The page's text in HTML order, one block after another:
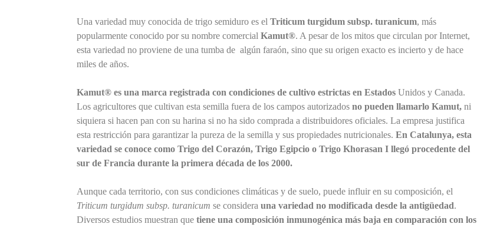
Una variedad muy conocida de trigo semiduro es el Triticum turgidum subsp. turanicum, más
popularmente conocido por su nombre comercial Kamut®. A pesar de los mitos que circulan por Internet,
esta variedad no proviene de una tumba de algún faraón, sino que su origen exacto es incierto y de hace
miles de años.
Kamut® es una marca registrada con condiciones de cultivo estrictas en Estados Unidos y Canada.
Los agricultores que cultivan esta semilla fuera de los campos autorizados no pueden llamarlo Kamut, ni
siquiera si hacen pan con su harina si no ha sido comprada a distribuidores oficiales. La empresa justifica
esta restricción para garantizar la pureza de la semilla y sus propiedades nutricionales. En Catalunya, esta
variedad se conoce como Trigo del Corazón, Trigo Egipcio o Trigo Khorasan I llegó procedente del
sur de Francia durante la primera década de los 2000.
Aunque cada territorio, con sus condiciones climáticas y de suelo, puede influir en su composición, el
Triticum turgidum subsp. turanicum se considera una variedad no modificada desde la antigüedad.
Diversos estudios muestran que tiene una composición inmunogénica más baja en comparación con los